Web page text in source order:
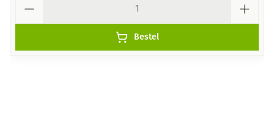
Bestel